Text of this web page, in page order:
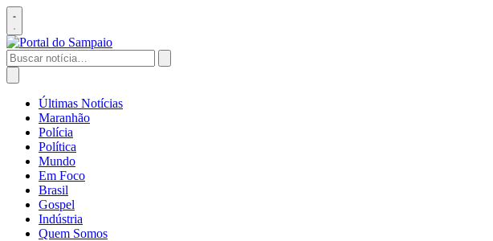
Pular
para
o
conteúdo
Abrir
menu
Buscar
por:
Abrir
buscaÚltimas Notícias
Maranhão
Polícia
Política
Mundo
Em Foco
Brasil
Gospel
Indústria
Quem Somos